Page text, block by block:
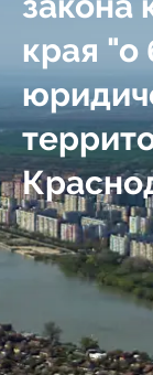
края "о